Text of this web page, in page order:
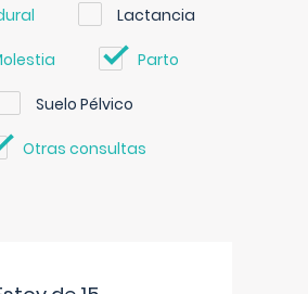
Lactancia
Parto
Suelo Pélvico
Otras consultas